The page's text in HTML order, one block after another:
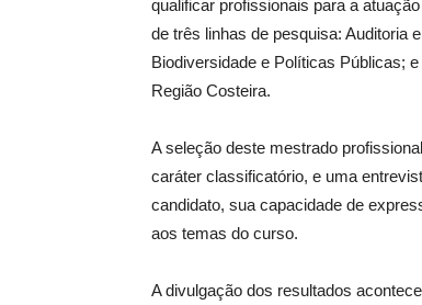
qualificar profissionais para a
de três linhas de pesquisa: Auditoria
Biodiversidade e Políticas Públicas;
Região Costeira.
A seleção deste mestrado
caráter classificatório, e uma
candidato, sua capacidade de
aos temas do curso.
A divulgação dos resultados